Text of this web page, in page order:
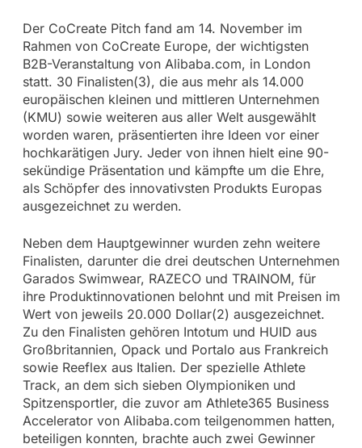
Der CoCreate Pitch fand am 14. November im
Rahmen von CoCreate Europe, der wichtigsten
B2B-Veranstaltung von Alibaba.com, in London
statt. 30 Finalisten(3), die aus mehr als 14.000
europäischen kleinen und mittleren Unternehmen
(KMU) sowie weiteren aus aller Welt ausgewählt
worden waren, präsentierten ihre Ideen vor einer
hochkarätigen Jury. Jeder von ihnen hielt eine 90-
sekündige Präsentation und kämpfte um die Ehre,
als Schöpfer des innovativsten Produkts Europas
ausgezeichnet zu werden.
Neben dem Hauptgewinner wurden zehn weitere
Finalisten, darunter die drei deutschen Unternehmen
Garados Swimwear, RAZECO und TRAINOM, für
ihre Produktinnovationen belohnt und mit Preisen im
Wert von jeweils 20.000 Dollar(2) ausgezeichnet.
Zu den Finalisten gehören Intotum und HUID aus
Großbritannien, Opack und Portalo aus Frankreich
sowie Reeflex aus Italien. Der spezielle Athlete
Track, an dem sich sieben Olympioniken und
Spitzensportler, die zuvor am Athlete365 Business
Accelerator von Alibaba.com teilgenommen hatten,
beteiligen konnten, brachte auch zwei Gewinner